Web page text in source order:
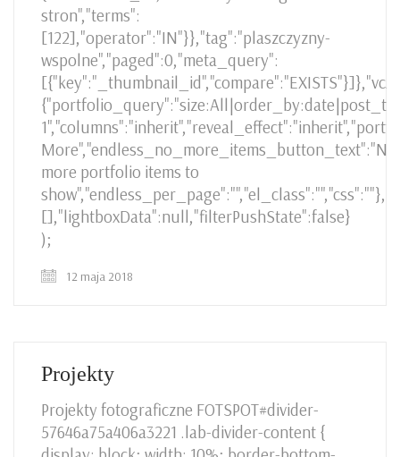
stron","terms":
[122],"operator":"IN"}},"tag":"plaszczyzny-
wspolne","paged":0,"meta_query":
More","endless_no_more_items_button_text":"No
more portfolio items to
[],"lightboxData":null,"filterPushState":false}
);
12 maja 2018
Projekty
Projekty fotograficzne FOTSPOT#divider-
57646a75a406a3221 .lab-divider-content {